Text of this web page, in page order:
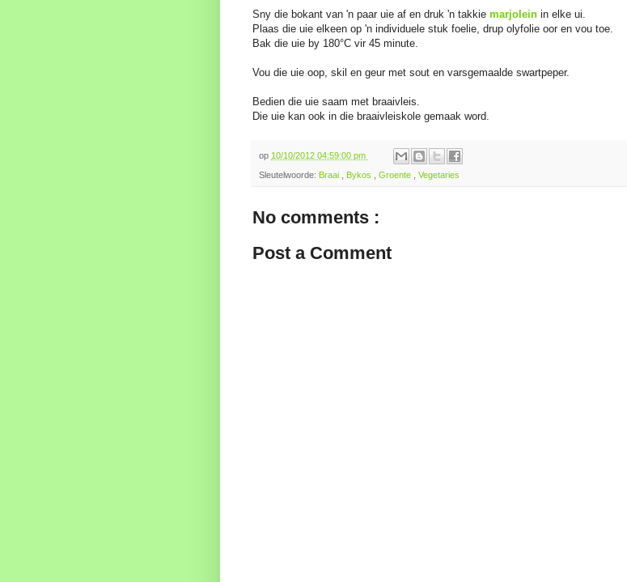
Sny die bokant van 'n paar uie af en druk 'n takkie marjolein in elke ui.
Plaas die uie elkeen op 'n individuele stuk foelie, drup olyfolie oor en vou toe.
Bak die uie by 180°C vir 45 minute.
Vou die uie oop, skil en geur met sout en varsgemaalde swartpeper.
Bedien die uie saam met braaivleis.
Die uie kan ook in die braaivleiskole gemaak word.
op 10/10/2012 04:59:00 pm
Sleutelwoorde: Braai , Bykos , Groente , Vegetaries
No comments :
Post a Comment